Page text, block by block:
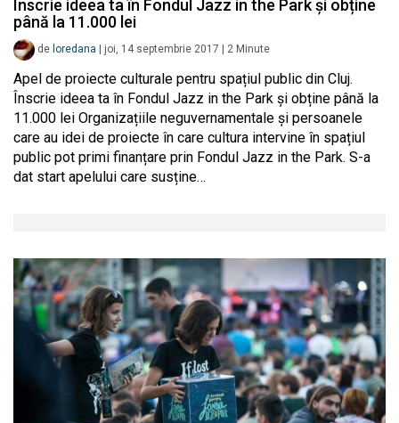
Înscrie ideea ta în Fondul Jazz in the Park și obține
până la 11.000 lei
de loredana joi, 14 septembrie 2017 2 Minute
Apel de proiecte culturale pentru spațiul public din Cluj.
Înscrie ideea ta în Fondul Jazz in the Park și obține până la
11.000 lei Organizațiile neguvernamentale și persoanele
care au idei de proiecte în care cultura intervine în spațiul
public pot primi finanțare prin Fondul Jazz in the Park. S-a
dat start apelului care susține…